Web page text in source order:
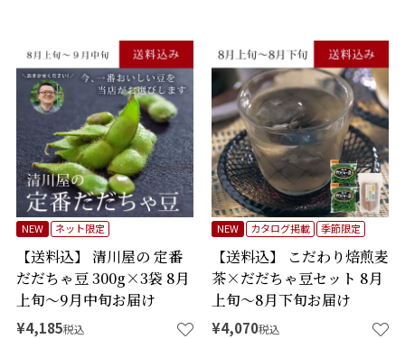
【送料込】 清川屋の 定番
だだちゃ豆 300g×3袋 8月
上旬～9月中旬お届け
NEW ネット限定
¥4,185税込
【送料込】 こだわり焙煎麦
茶×だだちゃ豆セット 8月
上旬～8月下旬お届け
NEW カタログ掲載 季節限定
¥4,070税込